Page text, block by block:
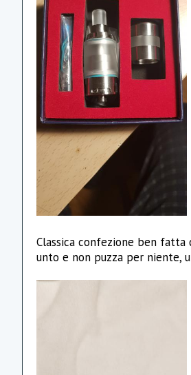
Classica confezione ben fatta
unto e non puzza per niente,